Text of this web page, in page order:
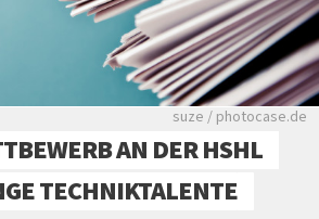
Viele Zeitungen.
suze / photocase.de
AN DER HSHL
TECHNIKTALENTE